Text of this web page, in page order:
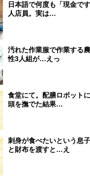
日本語で何度も「現金で
人店員。実は…
汚れた作業服で作業する
性3人組が…えっ
食堂にて。配膳ロボット
頭を撫でた結果…
刺身が食べたいという息
と財布を渡すと…え